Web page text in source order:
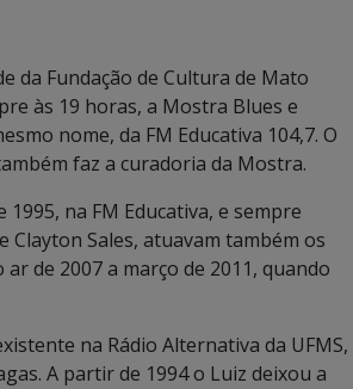
da Fundação de Cultura de Mato
às 19 horas, a Mostra Blues e
nome, da FM Educativa 104,7. O
faz a curadoria da Mostra.
na FM Educativa, e sempre
Clayton Sales, atuavam também os
de 2007 a março de 2011, quando
na Rádio Alternativa da UFMS,
A partir de 1994 o Luiz deixou a